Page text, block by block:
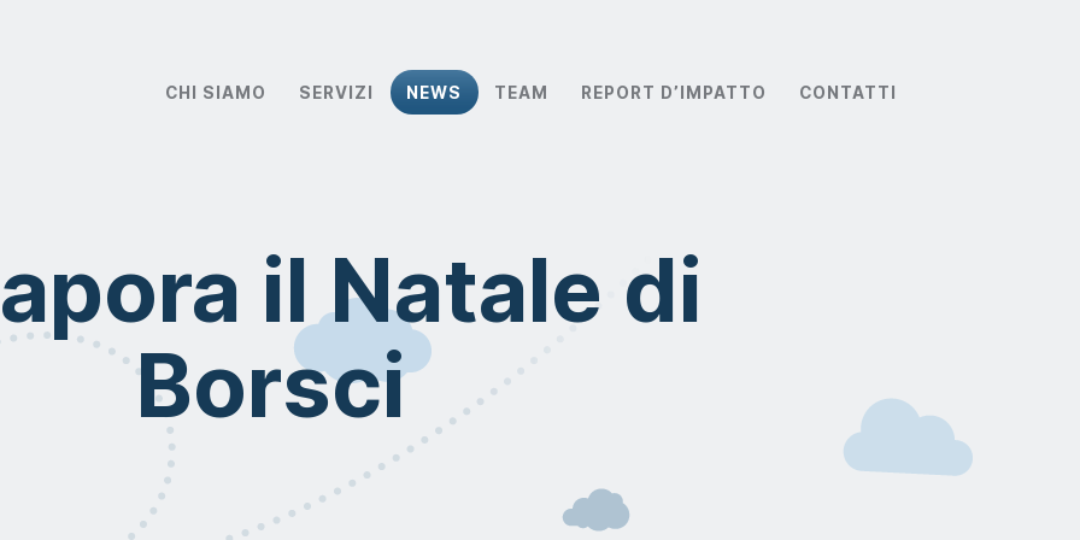
CHI SIAMO SERVIZI NEWS TEAM REPORT D’IMPATTO CONTATTI
il Natale di
Borsci